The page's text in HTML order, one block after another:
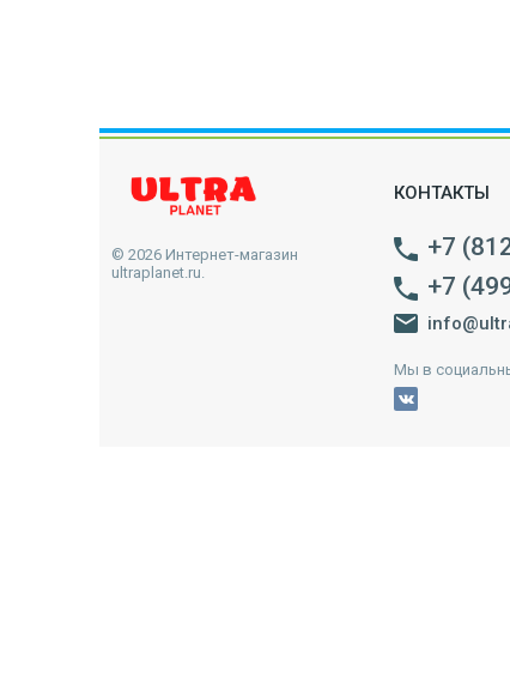
© 2026 Интернет-магазин
ultraplanet.ru.
КОНТАКТЫ
+7
+7
Мы в